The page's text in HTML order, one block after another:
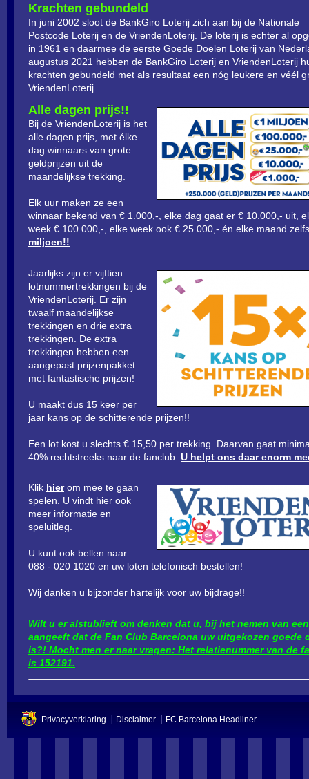
Krachten gebundeld
In juni 2002 sloot de BankGiro Loterij zich aan bij de Nationale
Postcode Loterij en de VriendenLoterij. De loterij is echter al
in 1961 en daarmee de eerste Goede Doelen Loterij van
augustus 2021 hebben de BankGiro Loterij en VriendenLoterij
krachten gebundeld met als resultaat een nóg leukere en véél
VriendenLoterij.
Alle dagen prijs!!
Bij de VriendenLoterij is het
alle dagen prijs, met élke
dag winnaars van grote
geldprijzen uit de
maandelijkse trekking.
Elk uur maken ze een
winnaar bekend van € 1.000,-, elke dag gaat er € 10.000,- uit,
week € 100.000,-, elke week ook € 25.000,- én elke maand
miljoen!!
Jaarlijks zijn er vijftien
lotnummertrekkingen bij de
VriendenLoterij. Er zijn
twaalf maandelijkse
trekkingen en drie extra
trekkingen. De extra
trekkingen hebben een
aangepast prijzenpakket
met fantastische prijzen!
U maakt dus 15 keer per
jaar kans op de schitterende prijzen!!
Een lot kost u slechts € 15,50 per trekking. Daarvan gaat
40% rechtstreeks naar de fanclub. U helpt ons daar enorm
Klik hierom mee te gaan
spelen. U vindt hier ook
meer informatie en
speluitleg.
U kunt ook bellen naar
088 - 020 1020 en uw loten telefonisch bestellen!
Wij danken u bijzonder hartelijk voor uw bijdrage!!
Wilt u er alstublieft om denken dat u, bij het nemen van
aangeeft dat de Fan Club Barcelona uw uitgekozen goede
is?! Mocht men er naar vragen: Het relatienummer van de
is 152191.
Privacyverklaring Disclaimer FC Barcelona Headliner